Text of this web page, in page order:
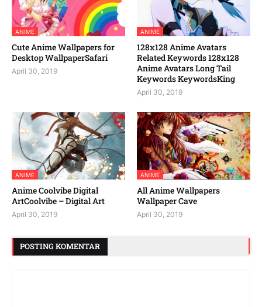
ANIME
Cute Anime Wallpapers for
Desktop WallpaperSafari
April 30, 2019
ANIME
128x128 Anime Avatars
Related Keywords 128x128
Anime Avatars Long Tail
Keywords KeywordsKing
April 30, 2019
ANIME
Anime Coolvibe Digital
ArtCoolvibe – Digital Art
April 30, 2019
ANIME
All Anime Wallpapers
Wallpaper Cave
April 30, 2019
POSTING KOMENTAR